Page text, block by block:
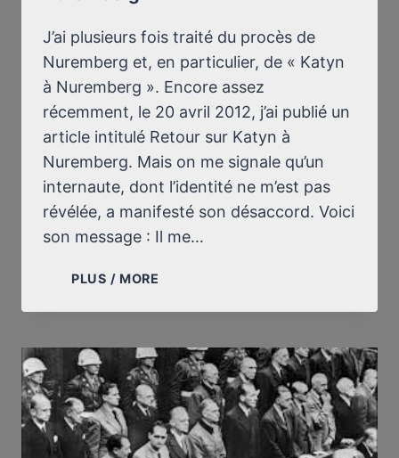
J’ai plusieurs fois traité du procès de
Nuremberg et, en particulier, de « Katyn
à Nuremberg ». Encore assez
récemment, le 20 avril 2012, j’ai publié un
article intitulé Retour sur Katyn à
Nuremberg. Mais on me signale qu’un
internaute, dont l’identité ne m’est pas
révélée, a manifesté son désaccord. Voici
son message : Il me…
PLUS / MORE
SUR
NUREMBERG